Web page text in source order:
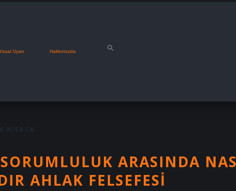
Uyarı Hakkımızda
KISACA
ARASINDA
AHLAK FELSEFESI